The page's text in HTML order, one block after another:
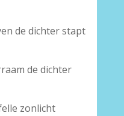
de dichter stapt
de dichter
zonlicht